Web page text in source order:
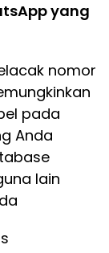
yang
nomor
pada
Anda
lain